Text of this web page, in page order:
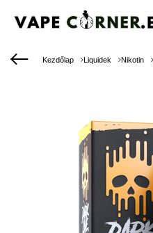
Kezdőlap Liquidek Nikotin